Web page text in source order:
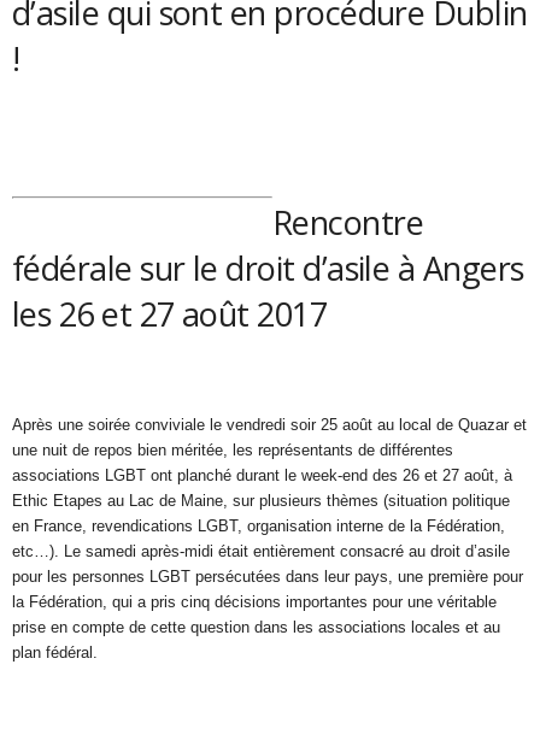
d’asile qui sont en procédure Dublin
!
Rencontre
fédérale sur le droit d’asile à Angers
les 26 et 27 août 2017
Après une soirée conviviale le vendredi soir 25 août au local de Quazar et
une nuit de repos bien méritée, les représentants de différentes
associations LGBT ont planché durant le week-end des 26 et 27 août, à
Ethic Etapes au Lac de Maine, sur plusieurs thèmes (situation politique
en France, revendications LGBT, organisation interne de la Fédération,
etc…). Le samedi après-midi était entièrement consacré au droit d’asile
pour les personnes LGBT persécutées dans leur pays, une première pour
la Fédération, qui a pris cinq décisions importantes pour une véritable
prise en compte de cette question dans les associations locales et au
plan fédéral.